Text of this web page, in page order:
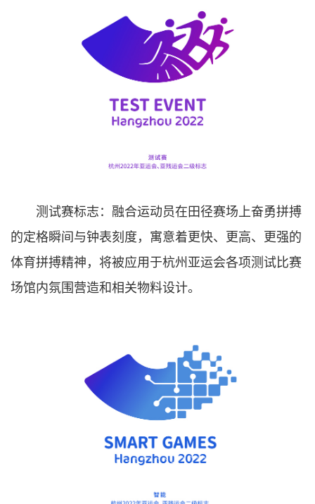
测试赛标志：融合运动员在田径赛场上奋勇拼搏
的定格瞬间与钟表刻度，寓意着更快、更高、更强的
体育拼搏精神，将被应用于杭州亚运会各项测试比赛
场馆内氛围营造和相关物料设计。